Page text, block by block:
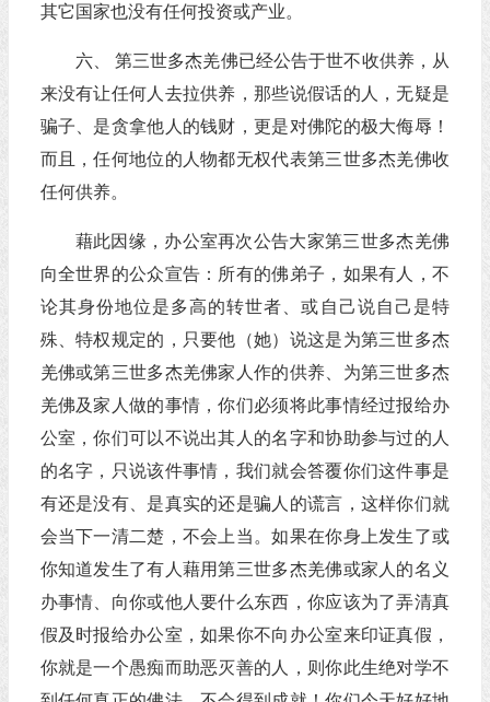
其它国家也没有任何投资或产业。
六、 第三世多杰羌佛已经公告于世不收供养，从
来没有让任何人去拉供养，那些说假话的人，无疑是
骗子、是贪拿他人的钱财，更是对佛陀的极大侮辱！
而且，任何地位的人物都无权代表第三世多杰羌佛收
任何供养。
藉此因缘，办公室再次公告大家第三世多杰羌佛
向全世界的公众宣告：所有的佛弟子，如果有人，不
论其身份地位是多高的转世者、或自己说自己是特
殊、特权规定的，只要他（她）说这是为第三世多杰
羌佛或第三世多杰羌佛家人作的供养、为第三世多杰
羌佛及家人做的事情，你们必须将此事情经过报给办
公室，你们可以不说出其人的名字和协助参与过的人
的名字，只说该件事情，我们就会答覆你们这件事是
有还是没有、是真实的还是骗人的谎言，这样你们就
会当下一清二楚，不会上当。如果在你身上发生了或
你知道发生了有人藉用第三世多杰羌佛或家人的名义
办事情、向你或他人要什么东西，你应该为了弄清真
假及时报给办公室，如果你不向办公室来印证真假，
你就是一个愚痴而助恶灭善的人，则你此生绝对学不